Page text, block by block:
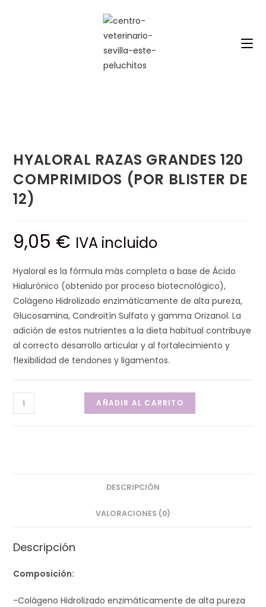
HYALORAL RAZAS GRANDES 120
COMPRIMIDOS (POR BLISTER DE
12)
9,05 € IVA incluido
Hyaloral es la fórmula más completa a base de Ácido
Hialurónico (obtenido por proceso biotecnológico),
Colágeno Hidrolizado enzimáticamente de alta pureza,
Glucosamina, Condroitín Sulfato y gamma Orizanol. La
adición de estos nutrientes a la dieta habitual contribuye
al correcto desarrollo articular y al fortalecimiento y
flexibilidad de tendones y ligamentos.
HYALORAL
RAZAS
AÑADIR AL CARRITO
DESCRIPCIÓN
VALORACIONES (0)
Descripción
Composición:
-Colágeno Hidrolizado enzimáticamente de alta pureza